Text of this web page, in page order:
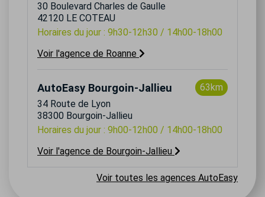
30 Boulevard Charles de Gaulle
42120 LE COTEAU
Horaires du jour : 9h30-12h30 / 14h00-18h00
Voir l'agence de Roanne
AutoEasy Bourgoin-Jallieu
63km
34 Route de Lyon
38300 Bourgoin-Jallieu
Horaires du jour : 9h00-12h00 / 14h00-18h00
Voir l'agence de Bourgoin-Jallieu
Voir toutes les agences AutoEasy